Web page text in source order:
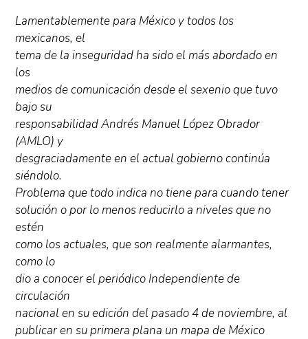
Lamentablemente para México y todos los
mexicanos, el
tema de la inseguridad ha sido el más abordado en
los
medios de comunicación desde el sexenio que tuvo
bajo su
responsabilidad Andrés Manuel López Obrador
(AMLO) y
desgraciadamente en el actual gobierno continúa
siéndolo.
Problema que todo indica no tiene para cuando tener
solución o por lo menos reducirlo a niveles que no
estén
como los actuales, que son realmente alarmantes,
como lo
dio a conocer el periódico Independiente de
circulación
nacional en su edición del pasado 4 de noviembre, al
publicar en su primera plana un mapa de México